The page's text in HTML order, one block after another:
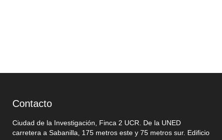
Contacto
Ciudad de la Investigación, Finca 2 UCR. De la UNED
carretera a Sabanilla, 175 metros este y 75 metros sur. Edificio